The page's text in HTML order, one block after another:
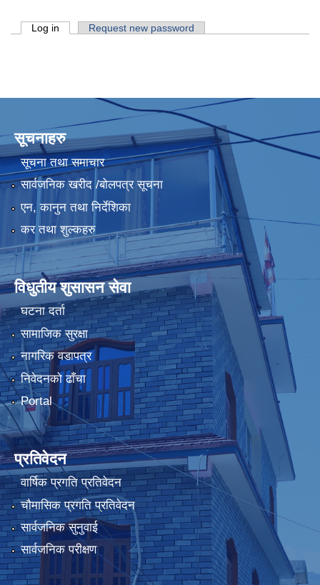
Primary tabs
Log in (active tab)Request new password
सूचनाहरु
सूचना तथा समाचार
सार्वजनिक खरीद /बोलपत्र सूचना
एन, कानुन तथा निर्देशिका
कर तथा शुल्कहरु
विधुतीय शुसासन सेवा
घटना दर्ता
सामाजिक सुरक्षा
नागरिक वडापत्र
निवेदनको ढाँचा
Portal
प्रतिवेदन
वार्षिक प्रगति प्रतिवेदन
चौमासिक प्रगति प्रतिवेदन
सार्वजनिक सुनुवाई
सार्वजनिक परीक्षण